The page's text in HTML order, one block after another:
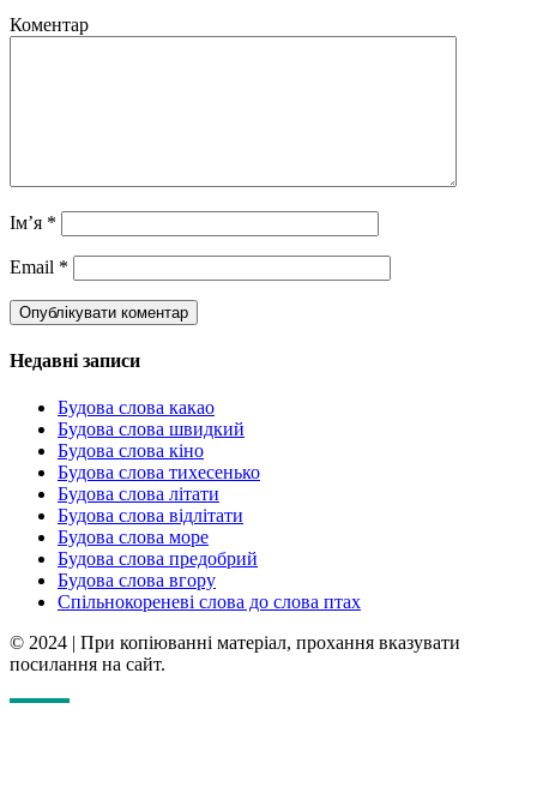
Коментар
Ім’я *
Email *
Недавні записи
Будова слова какао
Будова слова швидкий
Будова слова кіно
Будова слова тихесенько
Будова слова літати
Будова слова відлітати
Будова слова море
Будова слова предобрий
Будова слова вгору
Спільнокореневі слова до слова птах
© 2024 | При копіюванні матеріал, прохання вказувати
посилання на сайт.